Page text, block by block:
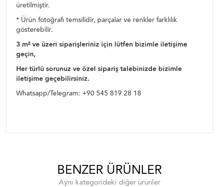
üretilmiştir.
* Ürün fotoğrafı temsilidir, parçalar ve renkler farklılık
gösterebilir.
3 m² ve üzeri siparişleriniz için lütfen bizimle iletişime
geçin,
Her türlü sorunuz ve özel sipariş talebinizde bizimle
iletişime geçebilirsiniz.
Whatsapp/Telegram: +90 545 819 28 18
BENZER ÜRÜNLER
Aynı kategorideki diğer ürünler